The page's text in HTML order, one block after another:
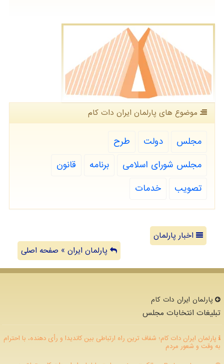
موضوع های پارلمان ایران دات كام
مجلس دولت
طرح
مجلس شورای اسلامی
برنامه
قانون
تصویب
خدمات
اخبار پارلمان
پارلمان ایران » صفحه اصلی
پارلمان ایران دات كام
تبلیغات انتخابات مجلس
پارلمان ایران دات کام؛ شفاف ترین راه ارتباطی بین کاندیدا و رأی دهنده، با احترام
به وقت و شعور مردم